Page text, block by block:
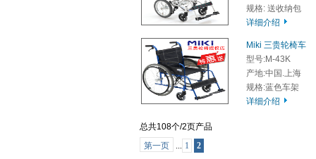
规格: 送收纳包
详细介绍
Miki 三贵轮椅车
型号:M-43K
产地:中国.上海
规格:蓝色车架
详细介绍
总共108个/2页产品
第一页
... 1 2